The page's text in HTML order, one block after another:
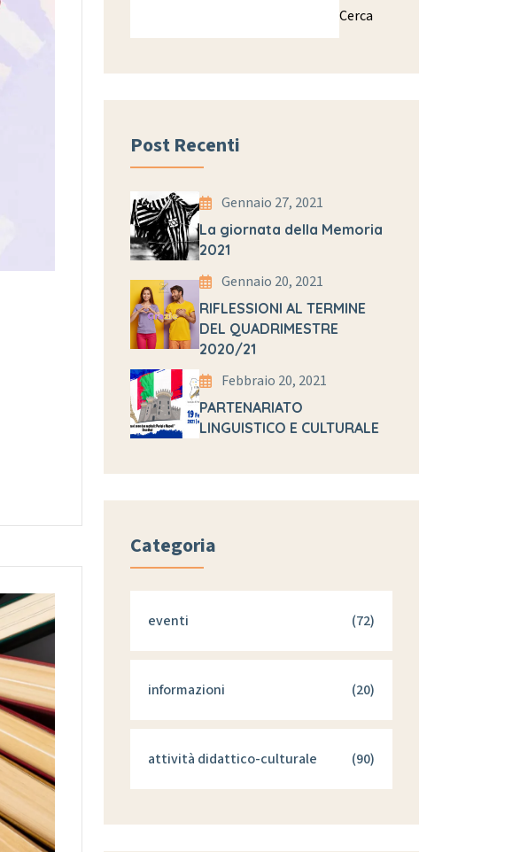
Cerca
Post Recenti
Gennaio 27, 2021
La giornata della Memoria
2021
Gennaio 20, 2021
RIFLESSIONI AL TERMINE
DEL QUADRIMESTRE
2020/21
Febbraio 20, 2021
PARTENARIATO
LINGUISTICO E CULTURALE
Categoria
eventi (72)
informazioni (20)
attività didattico-culturale (90)